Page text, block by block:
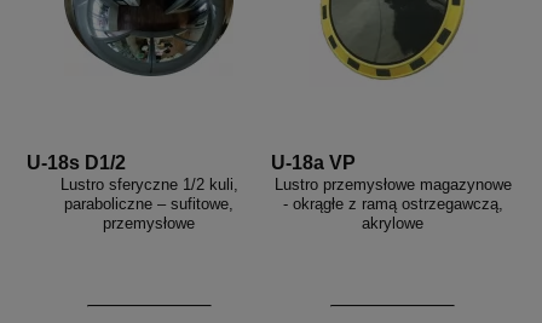
U-18s D1/2
Lustro sferyczne 1/2 kuli,
paraboliczne – sufitowe,
przemysłowe
U-18a VP
Lustro przemysłowe magazynowe
- okrągłe z ramą ostrzegawczą,
akrylowe